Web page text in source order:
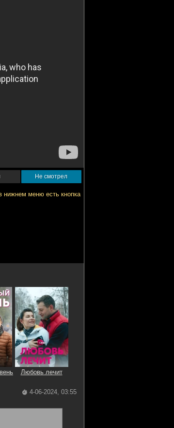
Не смотрел
Любовь лечит
4-06-2024, 03:55